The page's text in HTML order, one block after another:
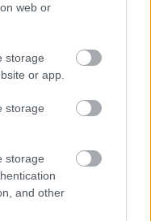
web or
storage
or app.
storage
storage
and other
id/7935496
felhasználói tartalomnak
semmilyen felelősséget
a blog szerkesztőjéhez.